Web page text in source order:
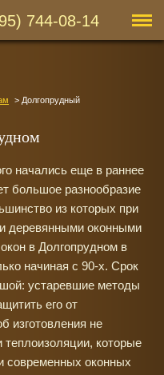
744-08-14
Долгопрудный
начались еще в раннее
большое разнообразие
из которых при
деревянными оконными
в Долгопрудном в
начиная с 90-х. Срок
устаревшие методы
его от
изготовления не
теплоизоляции, которые
современных оконных